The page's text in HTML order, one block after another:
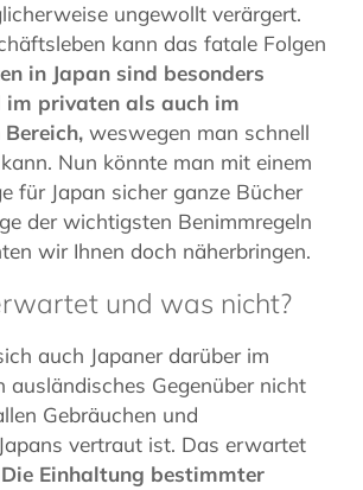
ungewollt verärgert.
kann das fatale Folgen
in Japan sind besonders
im privaten als auch im
weswegen man schnell
Nun könnte man mit einem
für Japan sicher ganze Bücher
der wichtigsten Benimmregeln
wir Ihnen doch näherbringen.
und was nicht?
auch Japaner darüber im
ausländisches Gegenüber nicht
Gebräuchen und
vertraut ist. Das erwartet
Die Einhaltung bestimmter